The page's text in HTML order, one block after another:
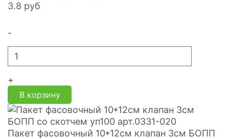
3.8 руб
-
+
В корзину
Пакет фасовочный 10*12см клапан 3см БОПП